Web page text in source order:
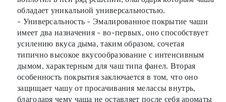
обладает уникальной универсальностью.
- Универсальность - Эмалированное покрытие чаши
имеет два назначения - во-первых, оно способствует
усилению вкуса дыма, таким образом, сочетая
типично высокое вкусообразование с интенсивным
дымом, характерным для чаш типа фанел. Вторая
особенность покрытия заключается в том, что оно
защищает чашу от просачивания мелассы внутрь,
благодаря чему чаша не оставляет после себя ароматы